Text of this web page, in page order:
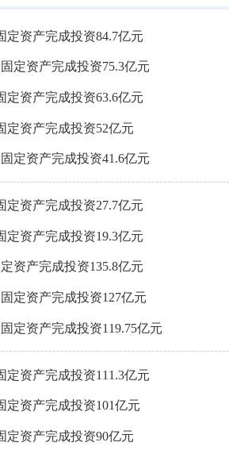
定资产完成投资84.7亿元
定资产完成投资75.3亿元
定资产完成投资63.6亿元
定资产完成投资52亿元
定资产完成投资41.6亿元
定资产完成投资27.7亿元
定资产完成投资19.3亿元
资产完成投资135.8亿元
定资产完成投资127亿元
定资产完成投资119.75亿元
定资产完成投资111.3亿元
定资产完成投资101亿元
定资产完成投资90亿元